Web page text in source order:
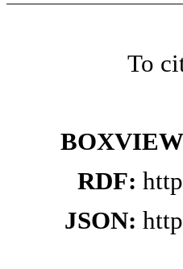
To
RDF:
JSON: